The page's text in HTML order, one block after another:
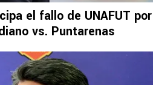
el fallo de UNAFUT por
vs. Puntarenas